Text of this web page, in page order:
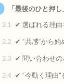
「最後のひと押
2.1
✔ 選ばれる理由
2.2 ✔ “共感”から始
2.3 ✔ 問い合わせの
2.4 ✔ “今動く理由”